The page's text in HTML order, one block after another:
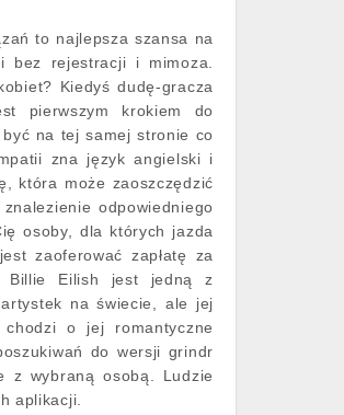
to najlepsza szansa na
bez rejestracji i mimoza.
Kiedyś dudę-gracza
pierwszym krokiem do
na tej samej stronie co
zna język angielski i
która może zaoszczędzić
odpowiedniego
osoby, dla których jazda
zaoferować zapłatę za
Billie Eilish jest jedną z
artystek na świecie, ale jej
o jej romantyczne
do wersji grindr
z wybraną osobą. Ludzie
aplikacji.